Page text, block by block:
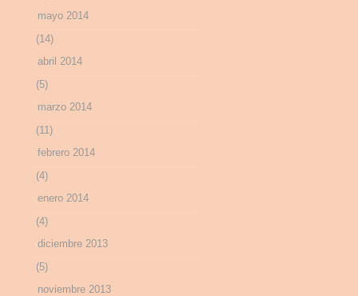
mayo 2014
(14)
abril 2014
(5)
marzo 2014
(11)
febrero 2014
(4)
enero 2014
(4)
diciembre 2013
(5)
noviembre 2013